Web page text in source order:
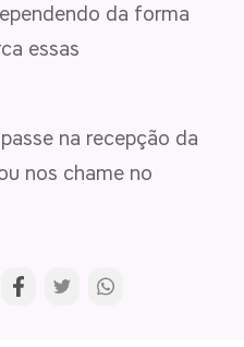
da forma
essas
na recepção da
nos chame no